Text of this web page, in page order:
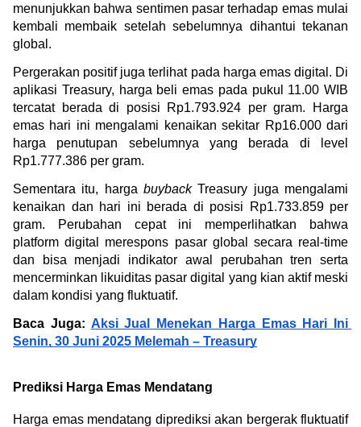
menunjukkan bahwa sentimen pasar terhadap emas mulai
kembali membaik setelah sebelumnya dihantui tekanan
global.
Pergerakan positif juga terlihat pada harga emas digital. Di
aplikasi Treasury, harga beli emas pada pukul 11.00 WIB
tercatat berada di posisi Rp1.793.924 per gram. Harga
emas hari ini mengalami kenaikan sekitar Rp16.000 dari
harga penutupan sebelumnya yang berada di level
Rp1.777.386 per gram.
Sementara itu, harga buyback Treasury juga mengalami
kenaikan dan hari ini berada di posisi Rp1.733.859 per
gram. Perubahan cepat ini memperlihatkan bahwa
platform digital merespons pasar global secara real-time
dan bisa menjadi indikator awal perubahan tren serta
mencerminkan likuiditas pasar digital yang kian aktif meski
dalam kondisi yang fluktuatif.
Baca Juga: Aksi Jual Menekan Harga Emas Hari Ini
Senin, 30 Juni 2025 Melemah – Treasury
Prediksi Harga Emas Mendatang
Harga emas mendatang diprediksi akan bergerak fluktuatif